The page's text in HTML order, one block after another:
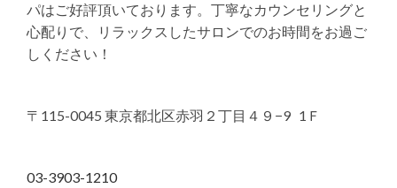
パはご好評頂いております。丁寧なカウンセリングと
心配りで、リラックスしたサロンでのお時間をお過ご
しください！
〒115-0045 東京都北区赤羽２丁目４９−9 1Ｆ
03-3903-1210